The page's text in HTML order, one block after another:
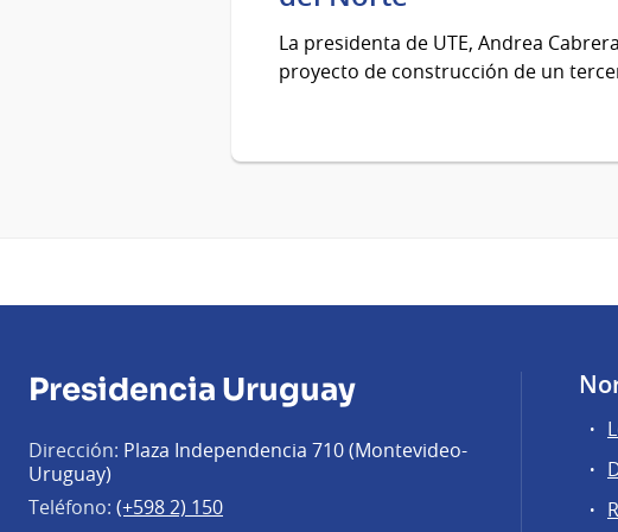
La presidenta de UTE, Andrea
proyecto de construcción de un
Presidencia Uruguay
Dirección: Plaza Independencia 710 (Montevideo-
Uruguay)
Teléfono: (+598 2) 150